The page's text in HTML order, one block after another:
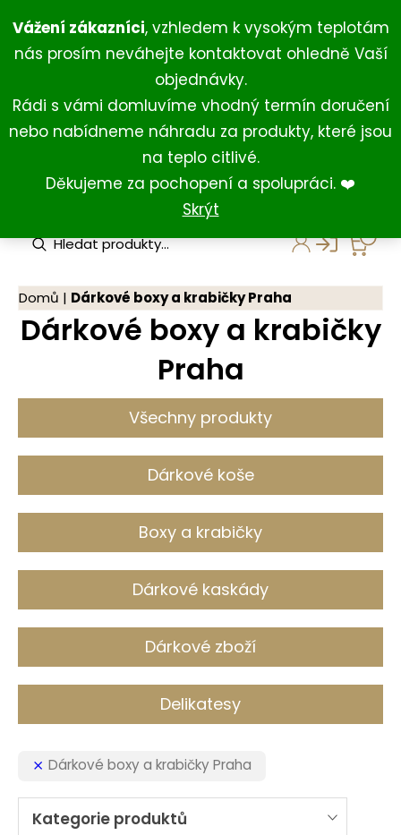
Vážení zákazníci, vzhledem k vysokým teplotám
nás prosím neváhejte kontaktovat ohledně Vaší
objednávky.
Rádi s vámi domluvíme vhodný termín doručení
nebo nabídneme náhradu za produkty, které jsou
na teplo citlivé.
Děkujeme za pochopení a spolupráci. ❤️
Skrýt
na
obsah
+420 734 429 111 (Po-Ne 8:00-18:00)
+420 731 127 211 (For English)
u
c
t
s
r
Domů | Dárkové boxy a krabičky Praha
Dárkové boxy a krabičky
Praha
Všechny produkty
Dárkové koše
Boxy a krabičky
Dárkové kaskády
Dárkové zboží
Delikatesy
Dárkové boxy a krabičky Praha
Kategorie produktů